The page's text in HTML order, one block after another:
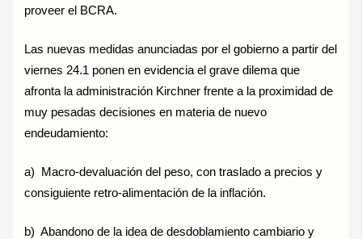
proveer el BCRA.
Las nuevas medidas anunciadas por el gobierno a partir del
viernes 24.1 ponen en evidencia el grave dilema que
afronta la administración Kirchner frente a la proximidad de
muy pesadas decisiones en materia de nuevo
endeudamiento:
a) Macro-devaluación del peso, con traslado a precios y
consiguiente retro-alimentación de la inflación.
b) Abandono de la idea de desdoblamiento cambiario y